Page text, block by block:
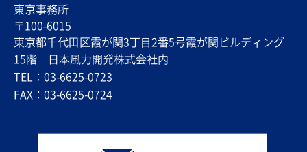
東京事務所
〒100-6015
東京都千代⽥区霞が関3丁⽬2番5号霞が関ビルディング
15階 日本風力開発株式会社内
TEL：03-6625-0723
FAX：03-6625-0724